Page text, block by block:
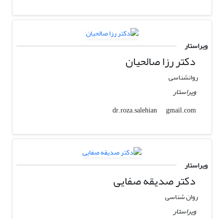
ویراستار
دکتر رزا صالحیان
روانشناسی
ویراستار
dr.roza.salehian
gmail.com
ویراستار
دکتر صدیقه صفایی
روان شناسی
ویراستار